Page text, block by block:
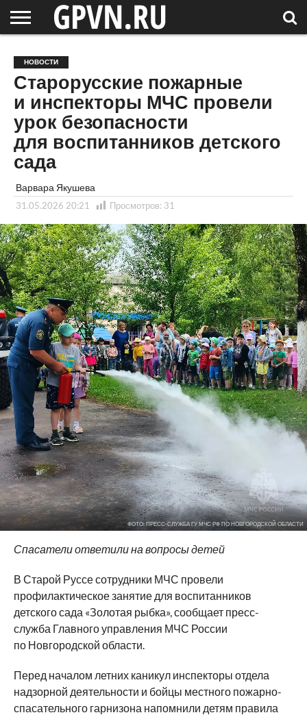
ОБЛАСТЬ
НОВОСТИ
СОСЕДЕЙ
РОССИЯ
/ МИР
СПЕЦПРОЕКТЫ
БЛОГ
СТАТЬИ
ФОТОРЕПОРТАЖИ
ИНТЕРВЬЮ
ОБЪЕКТЫ
ПОДБОРКИ
НОВОСТИ
Старорусские пожарные
и инспекторы МЧС провели
урок безопасности
для воспитанников детского
сада
Варвара Якушева
31.05.2026 20:21 Просмотров: 31
ФОТО: ПРЕСС-СЛУЖБА ГУ МЧС РФ ПО НОВГОРОДСКОЙ ОБЛАСТИ
Спасатели ответили на вопросы детей
В Старой Руссе сотрудники МЧС провели
профилактическое занятие для воспитанников
детского сада «Золотая рыбка», сообщает пресс-
служба Главного управления МЧС России
по Новгородской области.
Перед началом летних каникул инспекторы отдела
надзорной деятельности и бойцы местного пожарно-
спасательного гарнизона напомнили детям правила